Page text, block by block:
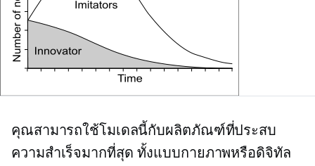
คุณสามารถใช้โมเดลนี้กับผลิตภัณฑ์ที่ประสบ
ความสำเร็จมากที่สุด ทั้งแบบกายภาพหรือดิจิทัล